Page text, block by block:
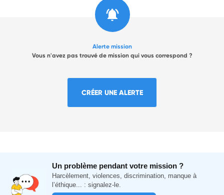
Alerte mission
Vous n'avez pas trouvé de mission qui vous correspond ?
CRÉER UNE ALERTE
Un problème pendant votre mission ?
Harcèlement, violences, discrimination, manque à
l’éthique... : signalez-le.